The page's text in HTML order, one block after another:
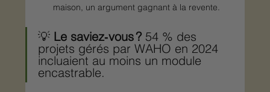
maison, un argument gagnant à la revente.
💡 Le saviez‑vous ? 54 % des
projets gérés par WAHO en 2024
incluaient au moins un module
encastrable.